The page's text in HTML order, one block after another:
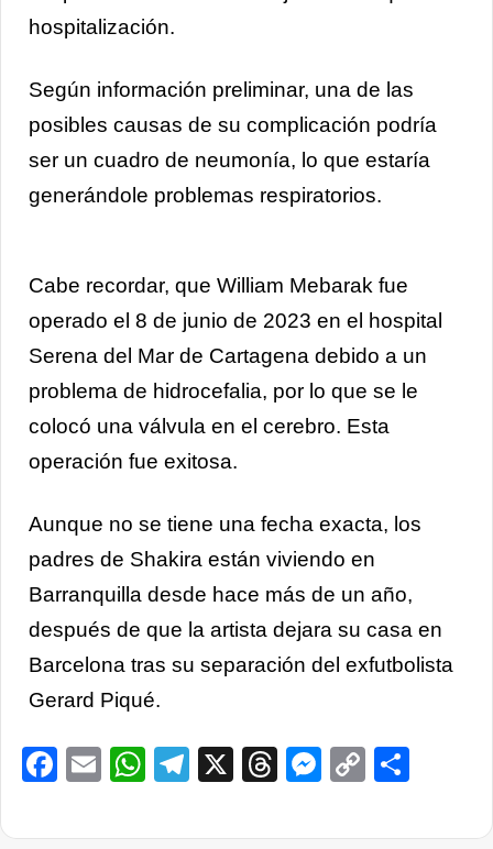
hospitalización.
Según información preliminar, una de las
posibles causas de su complicación podría
ser un cuadro de neumonía, lo que estaría
generándole problemas respiratorios.
Cabe recordar, que William Mebarak fue
operado el 8 de junio de 2023 en el hospital
Serena del Mar de Cartagena debido a un
problema de hidrocefalia, por lo que se le
colocó una válvula en el cerebro. Esta
operación fue exitosa.
Aunque no se tiene una fecha exacta, los
padres de Shakira están viviendo en
Barranquilla desde hace más de un año,
después de que la artista dejara su casa en
Barcelona tras su separación del exfutbolista
Gerard Piqué.
Facebook
EmailWhatsApp
Telegram
X ThreadsCopy